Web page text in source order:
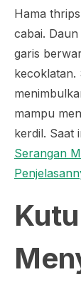
Hama
cabai.
garis
kecoklatan.
mampu
kerdil. Saat
Serangan